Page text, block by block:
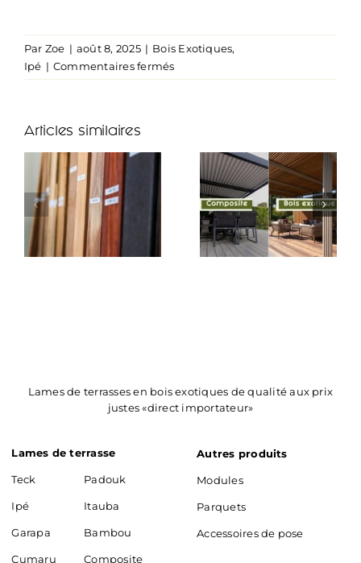
Par Zoe | août 8, 2025 | Bois Exotiques,
Ipé | Commentaires ferméssur
Terrasse
avantages
d’exception
Articles similaires
Lames de terrasses en bois exotiques de qualité aux prix
justes «direct importateur»
Lames de terrasse
Teck
Ipé
Garapa
Cumaru
Padouk
Itauba
Bambou
Composite
Autres produits
Modules
Parquets
Accessoires de pose